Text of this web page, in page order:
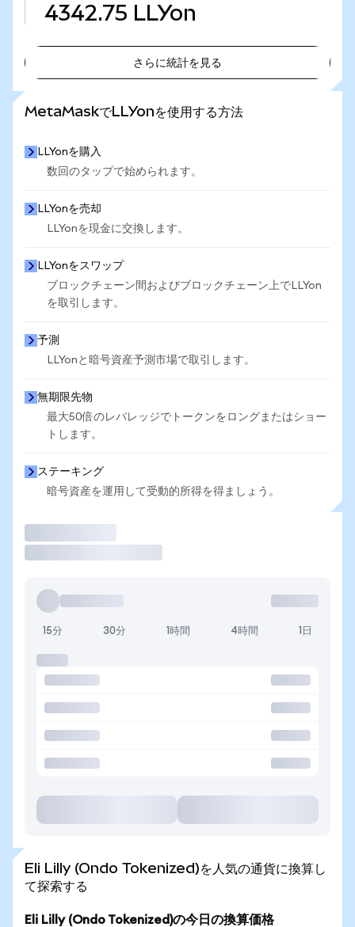
4342.75 LLYon
さらに統計を見る
MetaMaskでLLYonを使用する方法
LLYonを購入
数回のタップで始められます。
LLYonを売却
LLYonを現金に交換します。
LLYonをスワップ
ブロックチェーン間およびブロックチェーン上でLLYon
を取引します。
予測
LLYonと暗号資産予測市場で取引します。
無期限先物
最大50倍のレバレッジでトークンをロングまたはショー
トします。
ステーキング
暗号資産を運用して受動的所得を得ましょう。
15分 30分 1時間 4時間 1日
Eli Lilly (Ondo Tokenized)を人気の通貨に換算し
て探索する
Eli Lilly (Ondo Tokenized)の今日の換算価格